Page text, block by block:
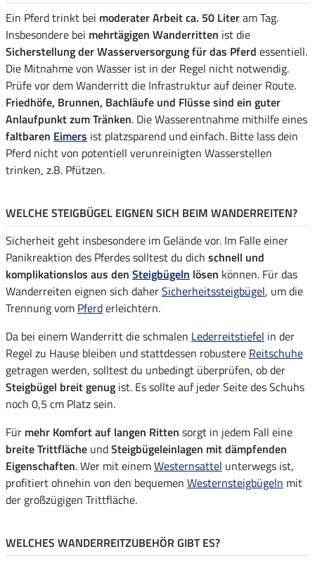
Ein Pferd trinkt bei moderater Arbeit ca. 50 Literam Tag.
Insbesondere bei mehrtägigen Wanderritten ist die
Sicherstellung der Wasserversorgung für das Pferd essentiell.
Die Mitnahme von Wasser ist in der Regel nicht notwendig.
Prüfe vor dem Wanderritt die Infrastruktur auf deiner Route.
Friedhöfe, Brunnen, Bachläufe und Flüsse sind ein guter
Anlaufpunkt zum Tränken. Die Wasserentnahme mithilfe eines
faltbaren Eimers ist platzsparend und einfach. Bitte lass dein
Pferd nicht von potentiell verunreinigten Wasserstellen
trinken, z.B. Pfützen.
WELCHE STEIGBÜGEL EIGNEN SICH BEIM WANDERREITEN?
Sicherheit geht insbesondere im Gelände vor. Im Falle einer
Panikreaktion des Pferdes solltest du dich schnell und
komplikationslos aus den Steigbügeln lösen können. Für das
Wanderreiten eignen sich daherSicherheitssteigbügel, um die
Trennung vom Pferderleichtern.
Da bei einem Wanderritt die schmalen Lederreitstiefel in der
Regel zu Hause bleiben und stattdessen robustere Reitschuhe
getragen werden, solltest du unbedingt überprüfen, ob der
Steigbügel breit genug ist. Es sollte auf jeder Seite des Schuhs
noch 0,5 cm Platz sein.
Für mehr Komfort auf langen Ritten sorgt in jedem Fall eine
breite Trittfläche undSteigbügeleinlagen mit dämpfenden
Eigenschaften. Wer mit einemWesternsattel unterwegs ist,
profitiert ohnehin von den bequemen Westernsteigbügeln mit
der großzügigen Trittfläche.
WELCHES WANDERREITZUBEHÖR GIBT ES?